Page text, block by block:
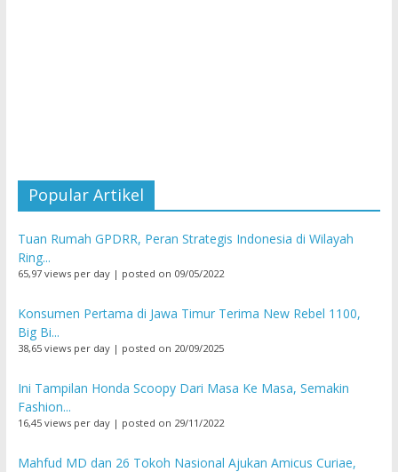
Popular Artikel
Tuan Rumah GPDRR, Peran Strategis Indonesia di Wilayah
Ring...
65,97 views per day| posted on 09/05/2022
Konsumen Pertama di Jawa Timur Terima New Rebel 1100,
Big Bi...
38,65 views per day| posted on 20/09/2025
Ini Tampilan Honda Scoopy Dari Masa Ke Masa, Semakin
Fashion...
16,45 views per day| posted on 29/11/2022
Mahfud MD dan 26 Tokoh Nasional Ajukan Amicus Curiae,